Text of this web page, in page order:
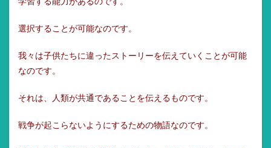
学習する能力があるのです。
選択することが可能なのです。
我々は子供たちに違ったストーリーを伝えていくことが可能
なのです。
それは、人類が共通であることを伝えるものです。
戦争が起こらないようにするための物語なのです。